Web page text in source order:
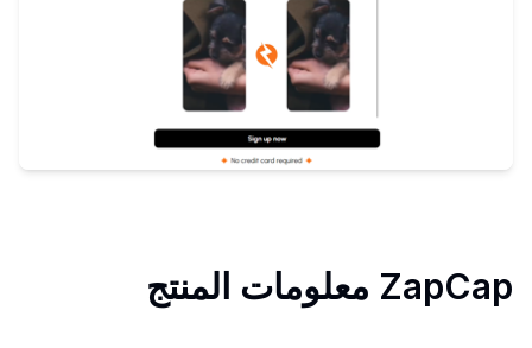
ZapCap معلومات المنتج